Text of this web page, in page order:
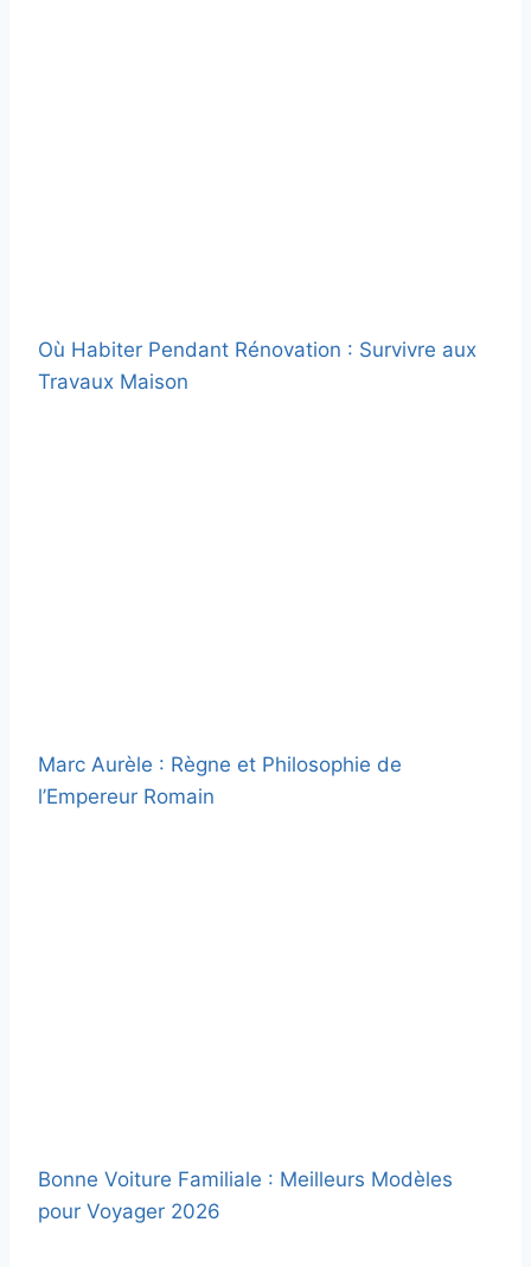
Où Habiter Pendant Rénovation : Survivre aux
Travaux Maison
Marc Aurèle : Règne et Philosophie de
l’Empereur Romain
Bonne Voiture Familiale : Meilleurs Modèles
pour Voyager 2026